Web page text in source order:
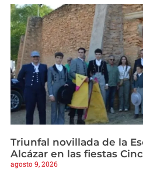
Triunfal novillada de la
Alcázar en las fiestas
agosto 9, 2026